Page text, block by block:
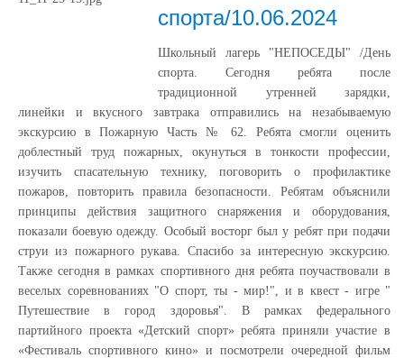
спорта/10.06.2024
Школьный лагерь "НЕПОСЕДЫ" /День
спорта. Сегодня ребята после
традиционной утренней зарядки,
линейки и вкусного завтрака отправились на незабываемую
экскурсию в Пожарную Часть № 62. Ребята смогли оценить
доблестный труд пожарных, окунуться в тонкости профессии,
изучить спасательную технику, поговорить о профилактике
пожаров, повторить правила безопасности. Ребятам объяснили
принципы действия защитного снаряжения и оборудования,
показали боевую одежду. Особый восторг был у ребят при подачи
струи из пожарного рукава. Спасибо за интересную экскурсию.
Также сегодня в рамках спортивного дня ребята поучаствовали в
веселых соревнованиях "О спорт, ты - мир!", и в квест - игре "
Путешествие в город здоровья". В рамках федерального
партийного проекта «Детский спорт» ребята приняли участие в
«Фестиваль спортивного кино» и посмотрели очередной фильм